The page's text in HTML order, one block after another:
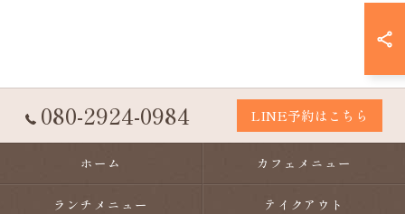
080-2924-0984 LINE予約はこちら
ホーム カフェメニュー
ランチメニュー テイクアウト